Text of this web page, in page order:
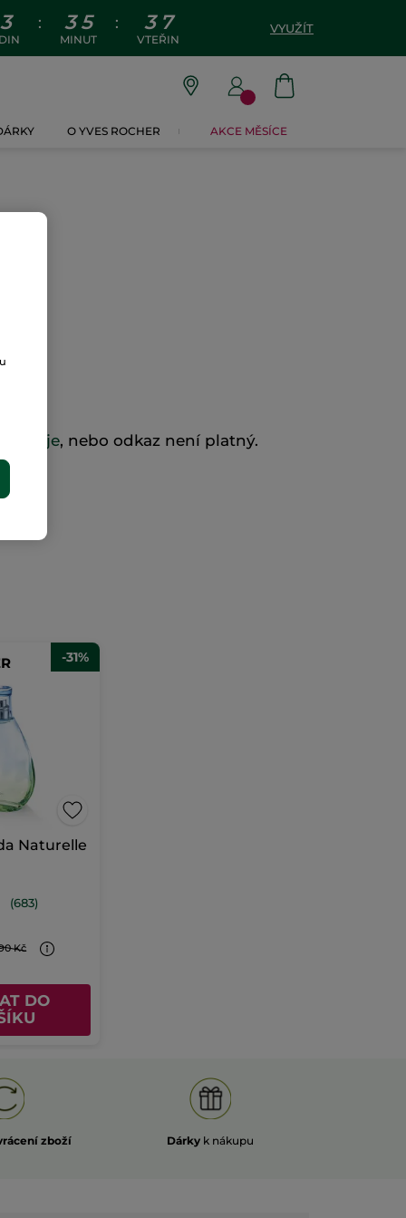
3 : 3 5
MINUT
: 3 7
VTEŘIN
VYUŽÍT
O YVES ROCHER AKCE MĚSÍCE
, nebo odkaz není platný.
-31%
Naturelle
(683)
Kč
DO
zboží Dárky k nákupu